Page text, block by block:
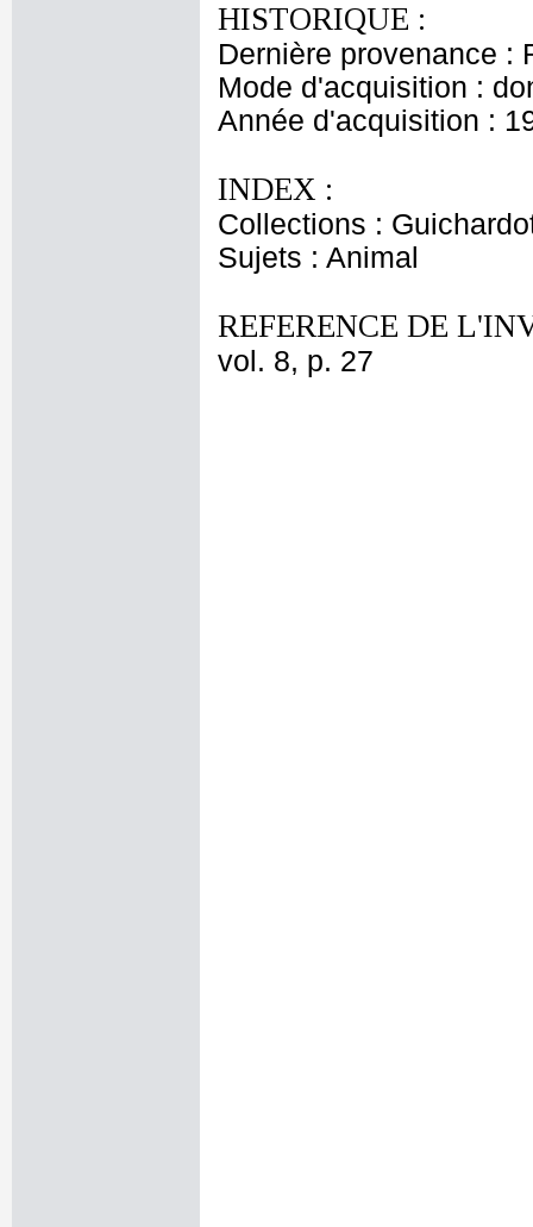
HISTORIQUE :
Dernière provenance :
Mode d'acquisition :
Année d'acquisition :
INDEX :
Collections :
Sujets : Animal
REFERENCE DE
vol. 8, p. 27